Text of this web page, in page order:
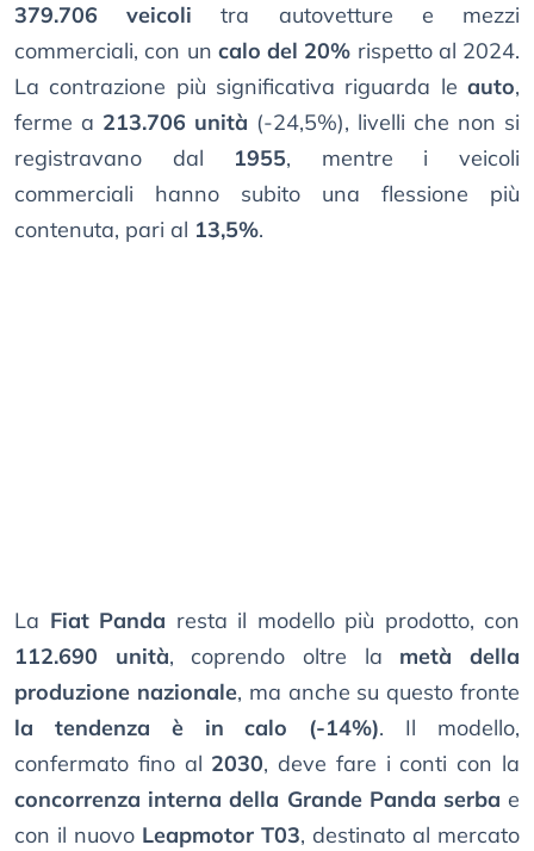
379.706 veicoli tra autovetture e mezzi
commerciali, con un calo del 20% rispetto al 2024.
La contrazione più significativa riguarda le auto,
ferme a 213.706 unità (-24,5%), livelli che non si
registravano dal 1955, mentre i veicoli
commerciali hanno subito una flessione più
contenuta, pari al 13,5%.
La Fiat Panda resta il modello più prodotto, con
112.690 unità, coprendo oltre la metà della
produzione nazionale, ma anche su questo fronte
la tendenza è in calo (-14%). Il modello,
confermato fino al 2030, deve fare i conti con la
concorrenza interna della Grande Panda serba e
con il nuovo Leapmotor T03, destinato al mercato